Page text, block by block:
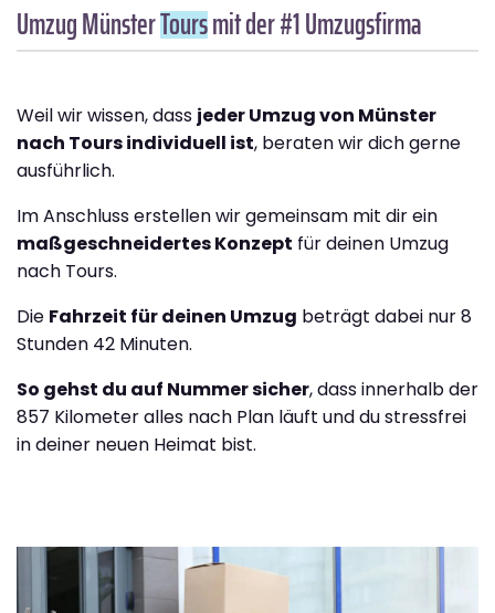
Umzug MünsterToursmit der #1 Umzugsfirma
Weil wir wissen, dass jeder Umzug von Münster
nach Tours individuell ist, beraten wir dich gerne
ausführlich.
Im Anschluss erstellen wir gemeinsam mit dir ein
maßgeschneidertes Konzept für deinen Umzug
nach Tours.
Die Fahrzeit für deinen Umzug beträgt dabei nur 8
Stunden 42 Minuten.
So gehst du auf Nummer sicher, dass innerhalb der
857 Kilometer alles nach Plan läuft und du stressfrei
in deiner neuen Heimat bist.